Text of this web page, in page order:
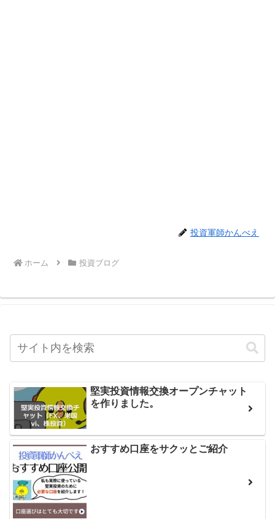
投資軍師かんべえ
ホーム 投資ブログ
堅実投資情報交換オープンチャット
を作りました。
おすすめ口座をサクッとご紹介